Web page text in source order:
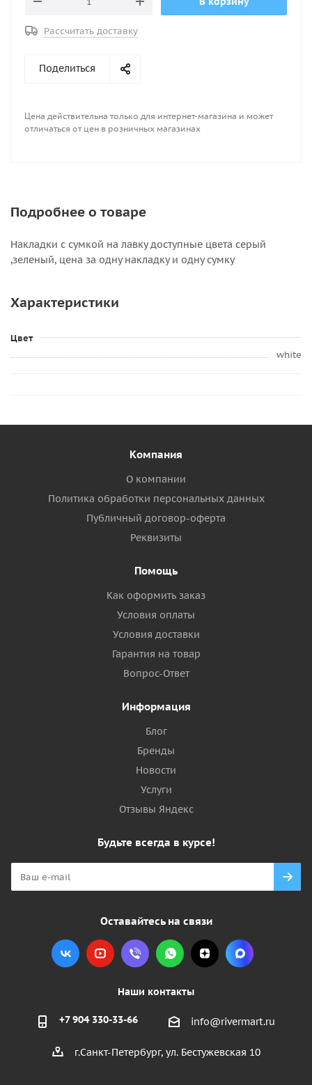
Рассчитать доставку
Поделиться
Цена действительна только для интернет-магазина и может
отличаться от цен в розничных магазинах
Подробнее о товаре
Накладки с сумкой на лавку доступные цвета серый
,зеленый, цена за одну накладку и одну сумку
Характеристики
Цвет
white
Компания
О компании
Политика обработки персональных данных
Публичный договор-оферта
Реквизиты
Помощь
Как оформить заказ
Условия оплаты
Условия доставки
Гарантия на товар
Вопрос-Ответ
Информация
Блог
Бренды
Новости
Услуги
Отзывы Яндекс
Будьте всегда в курсе!
Оставайтесь на связи
Наши контакты
+7 904 330-33-66 info@rivermart.ru
г.Санкт-Петербург, ул. Бестужевская 10